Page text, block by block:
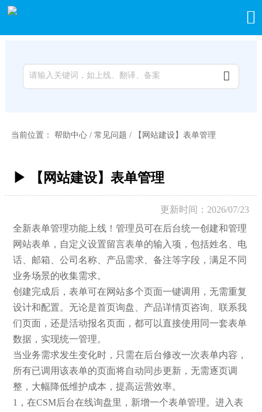


当前位置： 帮助中心/ 常见问题 / 【网站建设】表单管理
▶ 【网站建设】表单管理
更新时间：2026/07/23
全新表单管理功能上线！管理员可在后台统一创建和管理
网站表单，自定义设置留言表单的输入项，包括姓名、电
话、邮箱、公司名称、产品需求、备注等字段，满足不同
业务场景的收集需求。
创建完成后，表单可在网站多个页面一键调用，无需重复
设计和配置。无论是首页询盘、产品详情页咨询、联系我
们页面，还是活动报名页面，都可以直接使用同一套表单
数据，实现统一管理。
当业务需求发生变化时，只需在后台修改一次表单内容，
所有已调用该表单的页面将自动同步更新，无需逐页调
整，大幅降低维护成本，提高运营效率。
1，在CSM后台在线询盘里，新增一个表单管理。进入表